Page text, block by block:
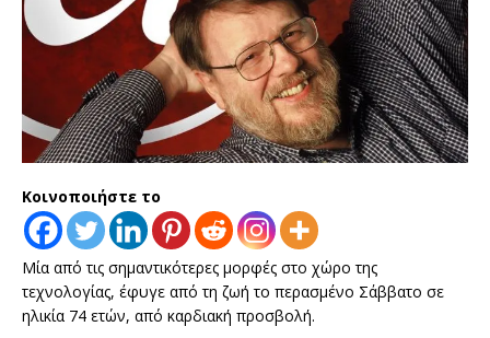
Κοινοποιήστε το
Μία από τις σημαντικότερες μορφές στο χώρο της
τεχνολογίας, έφυγε από τη ζωή το περασμένο Σάββατο σε
ηλικία 74 ετών, από καρδιακή προσβολή.